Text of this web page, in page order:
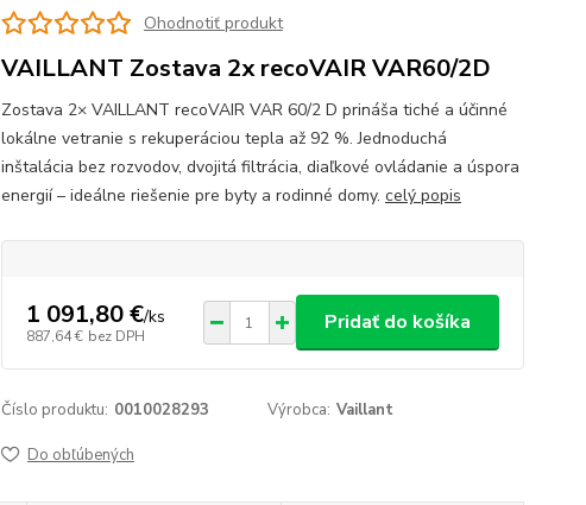
Ohodnotiť produkt
VAILLANT Zostava 2x recoVAIR VAR60/2D
Zostava 2× VAILLANT recoVAIR VAR 60/2 D prináša tiché a účinné
lokálne vetranie s rekuperáciou tepla až 92 %. Jednoduchá
inštalácia bez rozvodov, dvojitá filtrácia, diaľkové ovládanie a úspora
energií – ideálne riešenie pre byty a rodinné domy. celý popis
1 091,80 €/ks
887,64 € bez DPH
Pridať do košíka
Číslo produktu: 0010028293 Výrobca: Vaillant
Do obľúbených